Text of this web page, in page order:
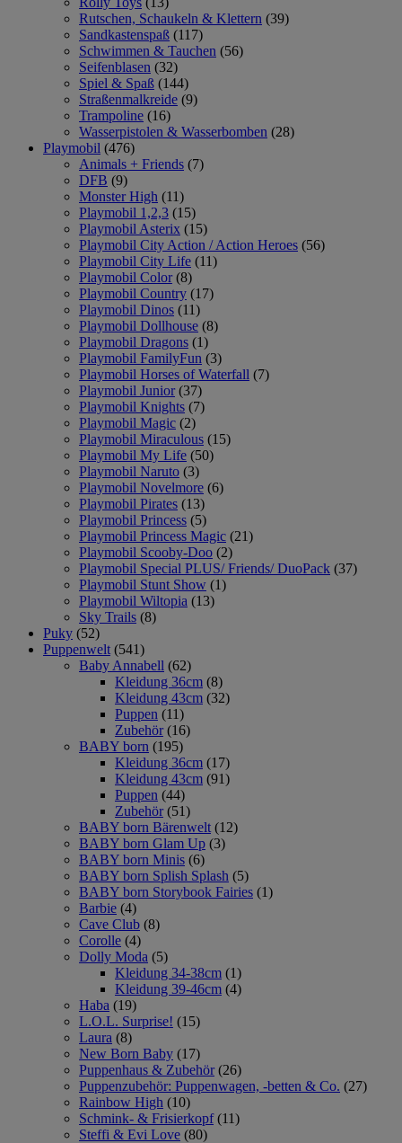
Rutschen, Schaukeln & Klettern (39)
Sandkastenspaß (117)
Schwimmen & Tauchen (56)
Seifenblasen (32)
Spiel & Spaß (144)
Straßenmalkreide (9)
Trampoline (16)
Wasserpistolen & Wasserbomben (28)
Playmobil (476)
Animals + Friends (7)
DFB (9)
Monster High (11)
Playmobil 1,2,3 (15)
Playmobil Asterix (15)
Playmobil City Action / Action Heroes (56)
Playmobil City Life (11)
Playmobil Color (8)
Playmobil Country (17)
Playmobil Dinos (11)
Playmobil Dollhouse (8)
Playmobil Dragons (1)
Playmobil FamilyFun (3)
Playmobil Horses of Waterfall (7)
Playmobil Junior (37)
Playmobil Knights (7)
Playmobil Magic (2)
Playmobil Miraculous (15)
Playmobil My Life (50)
Playmobil Naruto (3)
Playmobil Novelmore (6)
Playmobil Pirates (13)
Playmobil Princess (5)
Playmobil Princess Magic (21)
Playmobil Scooby-Doo (2)
Playmobil Special PLUS/ Friends/ DuoPack (37)
Playmobil Stunt Show (1)
Playmobil Wiltopia (13)
Sky Trails (8)
Puky (52)
Puppenwelt (541)
Baby Annabell (62)
Kleidung 36cm (8)
Kleidung 43cm (32)
Puppen (11)
Zubehör (16)
BABY born (195)
Kleidung 36cm (17)
Kleidung 43cm (91)
Puppen (44)
Zubehör (51)
BABY born Bärenwelt (12)
BABY born Glam Up (3)
BABY born Minis (6)
BABY born Splish Splash (5)
BABY born Storybook Fairies (1)
Barbie (4)
Cave Club (8)
Corolle (4)
Dolly Moda (5)
Kleidung 34-38cm (1)
Kleidung 39-46cm (4)
Haba (19)
L.O.L. Surprise! (15)
Laura (8)
New Born Baby (17)
Puppenhaus & Zubehör (26)
Puppenzubehör: Puppenwagen, -betten & Co. (27)
Rainbow High (10)
Schmink- & Frisierkopf (11)
Steffi & Evi Love (80)